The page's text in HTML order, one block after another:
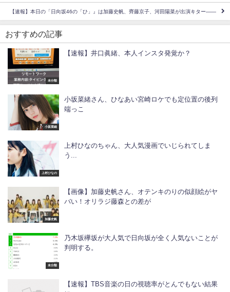
【速報】本日の「日向坂46の「ひ」』は加藤史帆、齊藤京子、河田陽菜が出演キター――
おすすめの記事
未分類
【速報】井口眞緒、本人インスタ発覚か？
小坂菜緒
小坂菜緒さん、ひなあい宮崎ロケでも定位置の後列
端っこ
上村ひなの
上村ひなのちゃん、大人気漫画でいじられてしま
う...
加藤史帆
【画像】加藤史帆さん、オテンキのりの似顔絵がヤ
バい！オリラジ藤森との差が
未分類
乃木坂欅坂が大人気で日向坂が全く人気ないことが
判明する。
【速報】TBS音楽の日の視聴率がとんでもない結果